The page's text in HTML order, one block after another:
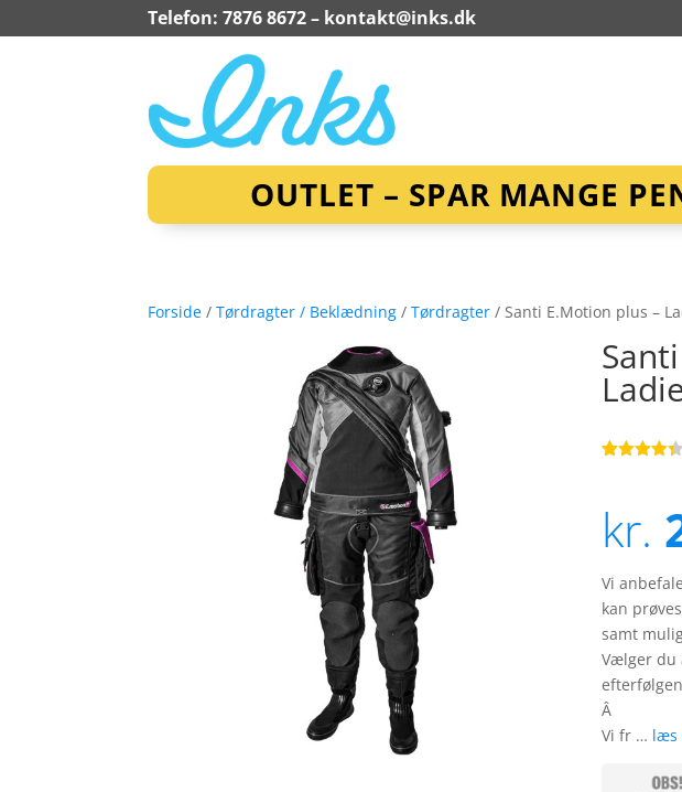
Telefon: 7876 8672 – kontakt@inks.dk
OUTLET – SPAR MANGE
Forside /Tørdragter / Beklædning /Tørdragter / Santi E.Motion plus –
baseret
på
kundebedø
kr.
Vi
kan
samt
Vælger du
Â
Vi fr … læs